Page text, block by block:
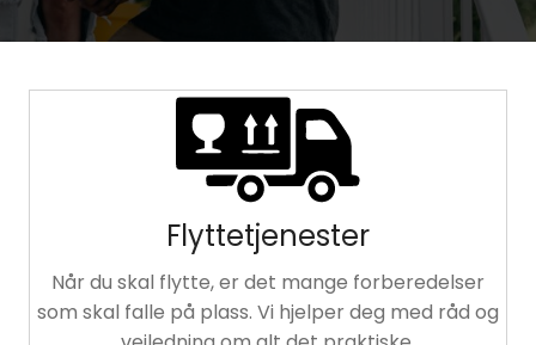
Flyttetjenester
Når du skal flytte, er det mange forberedelser
som skal falle på plass. Vi hjelper deg med råd og